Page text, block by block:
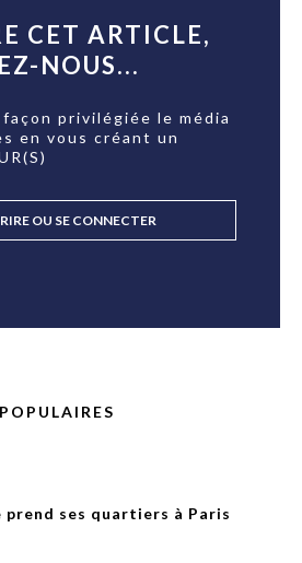
CET ARTICLE,
NOUS...
privilégiée le média
en vous créant un
OU SE CONNECTER
prend ses quartiers à Paris